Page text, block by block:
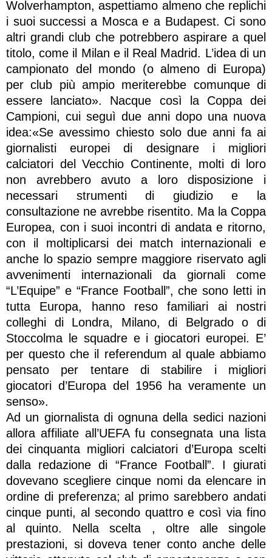
Wolverhampton, aspettiamo almeno che replichi
i suoi successi a Mosca e a Budapest. Ci sono
altri grandi club che potrebbero aspirare a quel
titolo, come il Milan e il Real Madrid. L’idea di un
campionato del mondo (o almeno di Europa)
per club più ampio meriterebbe comunque di
essere lanciato». Nacque così la Coppa dei
Campioni, cui seguì due anni dopo una nuova
idea:«Se avessimo chiesto solo due anni fa ai
giornalisti europei di designare i migliori
calciatori del Vecchio Continente, molti di loro
non avrebbero avuto a loro disposizione i
necessari strumenti di giudizio e la
consultazione ne avrebbe risentito. Ma la Coppa
Europea, con i suoi incontri di andata e ritorno,
con il moltiplicarsi dei match internazionali e
anche lo spazio sempre maggiore riservato agli
avvenimenti internazionali da giornali come
“L’Equipe” e “France Football”, che sono letti in
tutta Europa, hanno reso familiari ai nostri
colleghi di Londra, Milano, di Belgrado o di
Stoccolma le squadre e i giocatori europei. E’
per questo che il referendum al quale abbiamo
pensato per tentare di stabilire i migliori
giocatori d’Europa del 1956 ha veramente un
senso».
Ad un giornalista di ognuna della sedici nazioni
allora affiliate all’UEFA fu consegnata una lista
dei cinquanta migliori calciatori d’Europa scelti
dalla redazione di “France Football”. I giurati
dovevano scegliere cinque nomi da elencare in
ordine di preferenza; al primo sarebbero andati
cinque punti, al secondo quattro e così via fino
al quinto. Nella scelta , oltre alle singole
prestazioni, si doveva tener conto anche delle